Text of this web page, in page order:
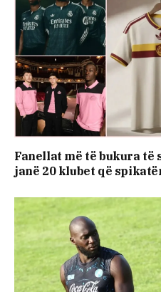
Fanellat më të bukura të
janë 20 klubet që